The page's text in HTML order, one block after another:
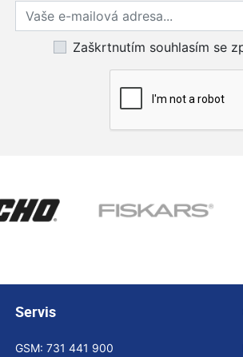
Zaškrtnutím souhlasím se
Servis
GSM: 731 441 900